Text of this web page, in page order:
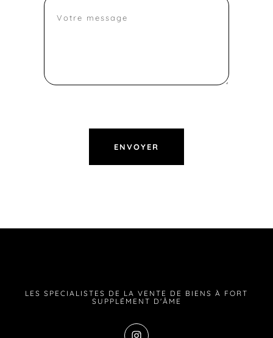
LES SPECIALISTES DE LA VENTE DE BIENS À FORT
SUPPLÉMENT D'ÂME